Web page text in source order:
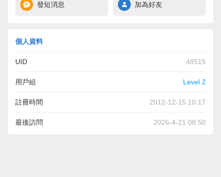
發短消息 加為好友
個人資料
UID 48515
用戶組 Level 2
註冊時間 2012-12-15 10:17
最後訪問 2026-4-21 08:50